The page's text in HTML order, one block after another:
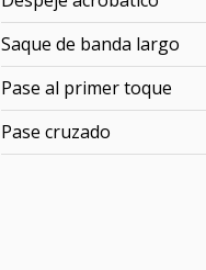
Saque de banda largo
Pase al primer toque
Pase cruzado